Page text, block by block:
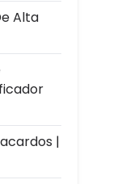
Alta
|